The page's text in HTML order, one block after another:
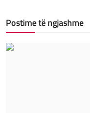
Postime të ngjashme